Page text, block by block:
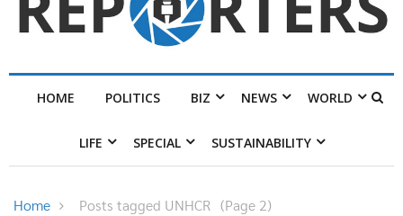
HOME POLITICS BIZ NEWS WORLD
LIFE SPECIAL SUSTAINABILITY
Home Posts tagged UNHCR (Page 2)